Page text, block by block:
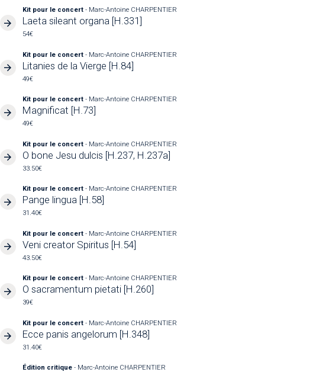
Kit pour le concert- Marc-Antoine CHARPENTIER
Laeta sileant organa [H.331]
54€
Kit pour le concert- Marc-Antoine CHARPENTIER
Litanies de la Vierge [H.84]
49€
Kit pour le concert- Marc-Antoine CHARPENTIER
Magnificat [H.73]
49€
Kit pour le concert- Marc-Antoine CHARPENTIER
O bone Jesu dulcis [H.237, H.237a]
33.50€
Kit pour le concert- Marc-Antoine CHARPENTIER
Pange lingua [H.58]
31.40€
Kit pour le concert- Marc-Antoine CHARPENTIER
Veni creator Spiritus [H.54]
43.50€
Kit pour le concert- Marc-Antoine CHARPENTIER
O sacramentum pietati [H.260]
39€
Kit pour le concert- Marc-Antoine CHARPENTIER
Ecce panis angelorum [H.348]
31.40€
Édition critique- Marc-Antoine CHARPENTIER